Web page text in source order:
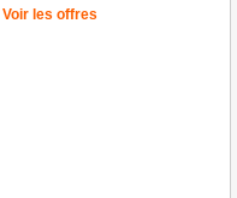
Voir les offres